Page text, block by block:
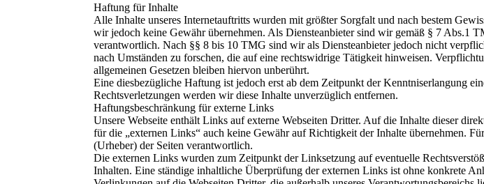
Haftung für Inhalte
Alle Inhalte unseres Internetauftritts wurden mit größter Sorgfalt und nach bestem
wir jedoch keine Gewähr übernehmen. Als Diensteanbieter sind wir gemäß § 7 Abs.1
verantwortlich. Nach §§ 8 bis 10 TMG sind wir als Diensteanbieter jedoch nicht
nach Umständen zu forschen, die auf eine rechtswidrige Tätigkeit hinweisen.
allgemeinen Gesetzen bleiben hiervon unberührt.
Eine diesbezügliche Haftung ist jedoch erst ab dem Zeitpunkt der Kenntniserlangung
Rechtsverletzungen werden wir diese Inhalte unverzüglich entfernen.
Haftungsbeschränkung für externe Links
Unsere Webseite enthält Links auf externe Webseiten Dritter. Auf die Inhalte dieser
für die „externen Links“ auch keine Gewähr auf Richtigkeit der Inhalte übernehmen.
(Urheber) der Seiten verantwortlich.
Die externen Links wurden zum Zeitpunkt der Linksetzung auf eventuelle
Inhalten. Eine ständige inhaltliche Überprüfung der externen Links ist ohne konkrete